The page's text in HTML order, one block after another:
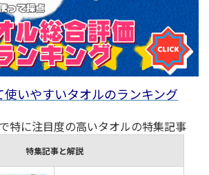
使いやすいタオルのランキング
特に注目度の高いタオルの特集記事
特集記事と解説